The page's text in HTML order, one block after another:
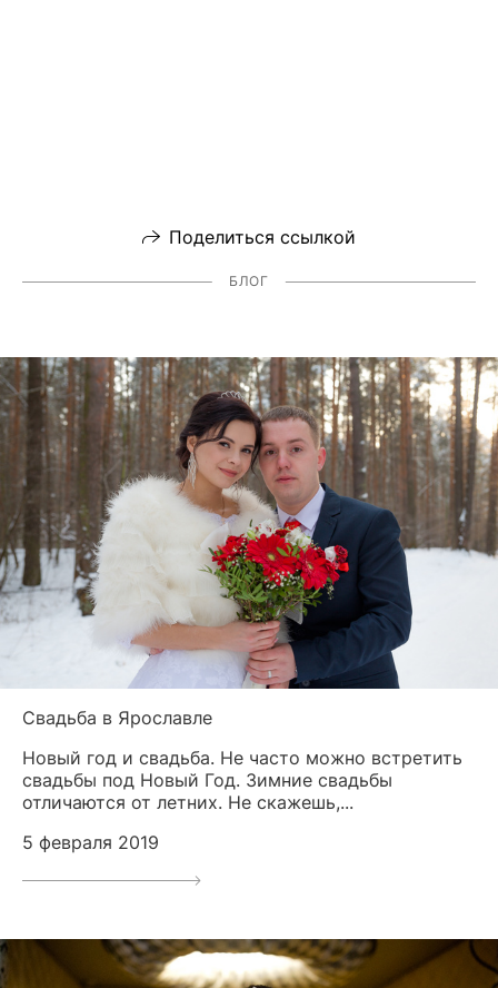
Поделиться ссылкой
БЛОГ
Свадьба в Ярославле
Новый год и свадьба. Не часто можно встретить
свадьбы под Новый Год. Зимние свадьбы
отличаются от летних. Не скажешь,...
5 февраля 2019